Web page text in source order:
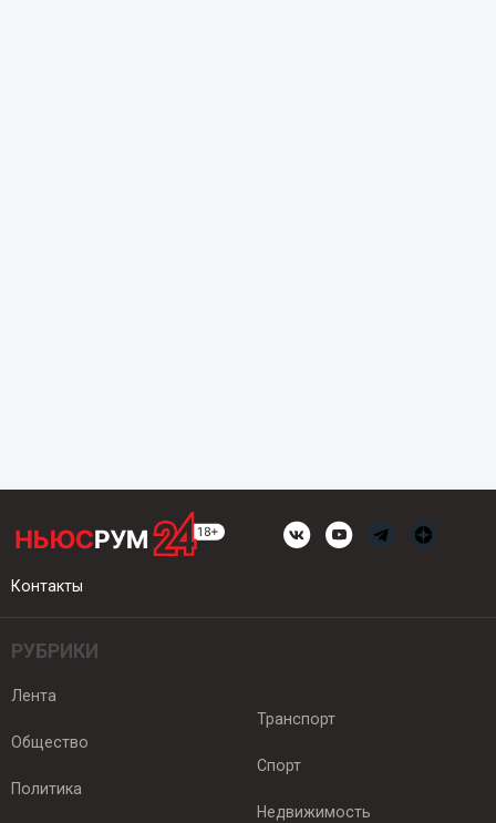
Контакты
РУБРИКИ
Лента
Общество
Политика
Транспорт
Спорт
Недвижимость